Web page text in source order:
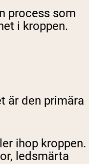
process som
i kroppen.
är den primära
ihop kroppen.
ledsmärta